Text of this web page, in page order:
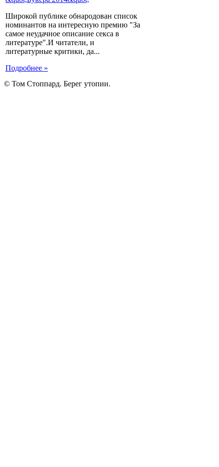
Широкой публике обнародован список
номинантов на интересную премию "За
самое неудачное описание секса в
литературе".И читатели, и
литературные критики, да...
Подробнее »
© Том Стоппард. Берег утопии.